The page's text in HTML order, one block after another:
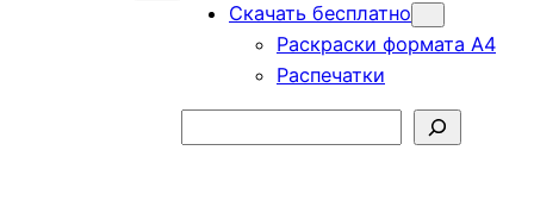
Скачать бесплатно
Раскраски формата А4
Распечатки